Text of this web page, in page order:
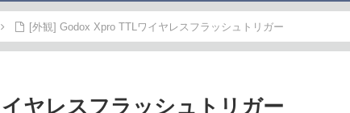
[外観] Godox Xpro TTLワイヤレスフラッシュトリガー
ヤレスフラッシュトリガー